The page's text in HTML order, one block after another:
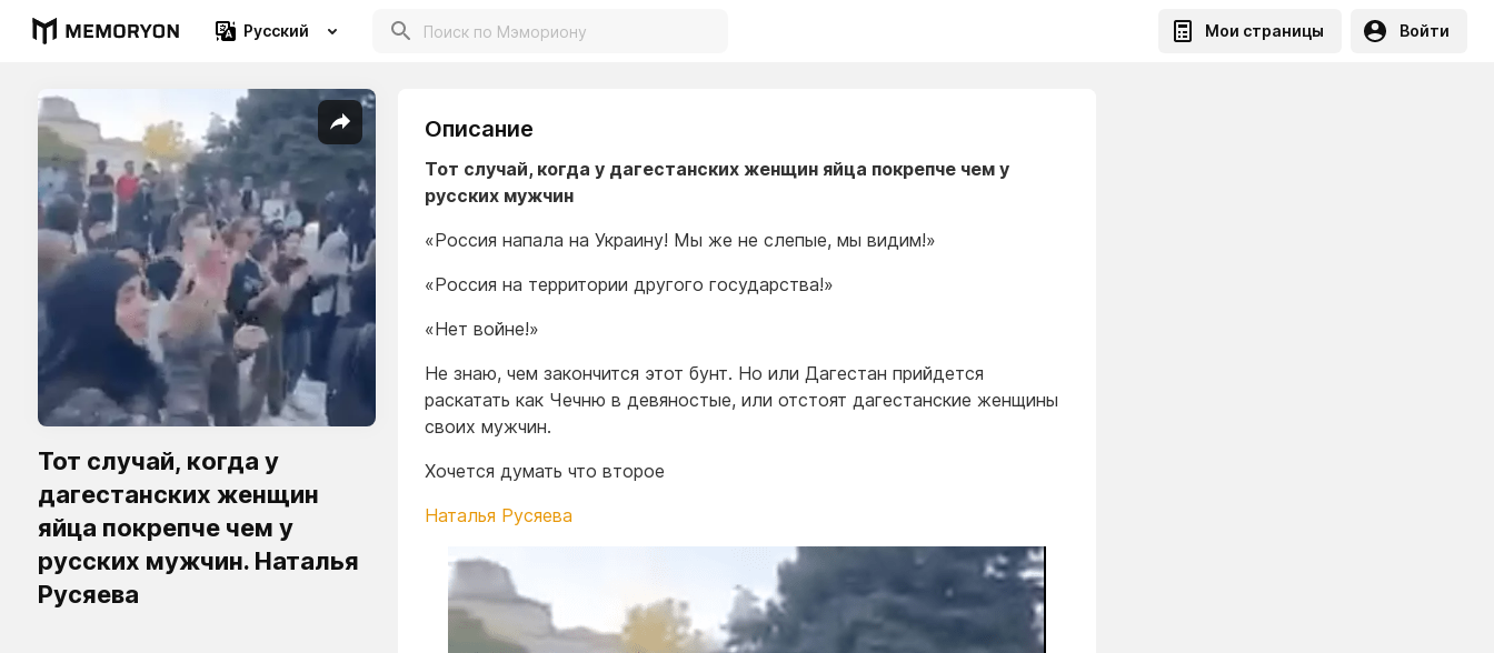
Русский Мои страницы Войти
Тот случай, когда у
дагестанских женщин
яйца покрепче чем у
русских мужчин. Наталья
Русяева
Описание
Тот случай, когда у дагестанских женщин яйца покрепче чем у
русских мужчин
«Россия напала на Украину! Мы же не слепые, мы видим!»
«Россия на территории другого государства!»
«Нет войне!»
Не знаю, чем закончится этот бунт. Но или Дагестан прийдется
раскатать как Чечню в девяностые, или отстоят дагестанские женщины
своих мужчин.
Хочется думать что второе
Наталья Русяева